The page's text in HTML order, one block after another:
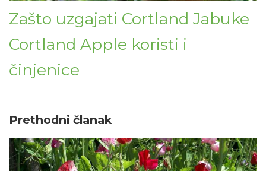
Zašto uzgajati Cortland Jabuke
Cortland Apple koristi i
činjenice
Prethodni članak